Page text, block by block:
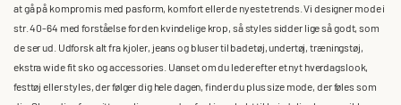
at gå på kompromis med pasform, komfort eller de nyeste trends. Vi designer mode i
str. 40-64 med forståelse for den kvindelige krop, så styles sidder lige så godt, som
de ser ud. Udforsk alt fra kjoler, jeans og bluser til badetøj, undertøj, træningstøj,
ekstra wide fit sko og accessories. Uanset om du leder efter et nyt hverdagslook,
festtøj eller styles, der følger dig hele dagen, finder du plus size mode, der føles som